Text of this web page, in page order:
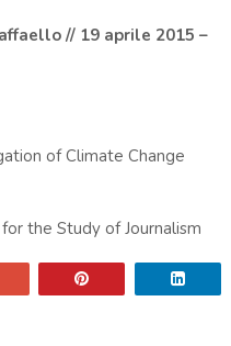
// 19 aprile 2015 –
of Climate Change
the Study of Journalism